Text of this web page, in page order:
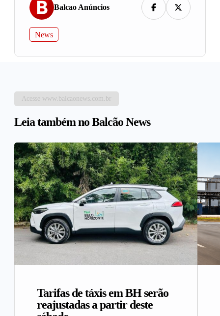
Balcao Anúncios
News
Acesse www.balcaonews.com.br
Leia também no Balcão News
Tarifas de táxis em BH serão
reajustadas a partir deste